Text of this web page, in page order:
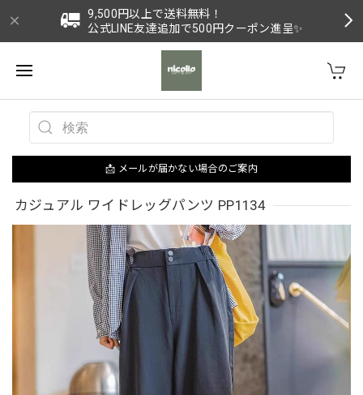
9,500円以上で送料無料！
公式LINE友達追加で500円クーポン進呈✨
📩 メールが届かない場合のご案内
カジュアル ワイドレッグパンツ PP1134